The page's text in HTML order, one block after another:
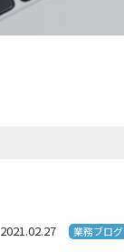
2021.02.27 業務ブログ